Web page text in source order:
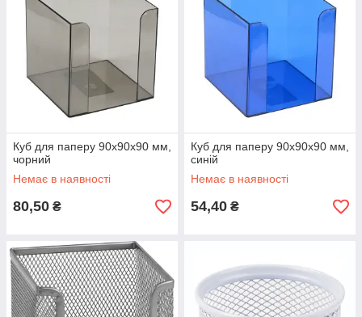
Куб для паперу 90x90x90 мм,
чорний
Немає в наявності
80,50 ₴
Куб для паперу 90x90x90 мм,
синій
Немає в наявності
54,40 ₴